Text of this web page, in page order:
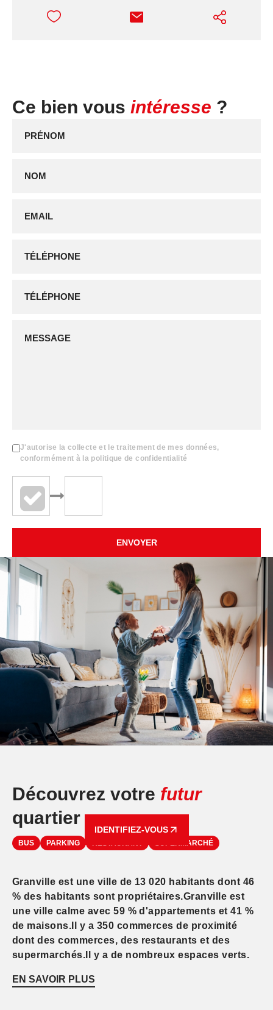
Ce bien vous intéresse ?
J'autorise la collecte et le traitement de mes données,
conformément à la politique de confidentialité
ENVOYER
Découvrez votre futur
quartier
IDENTIFIEZ-VOUS
Granville est une ville de 13 020 habitants dont 46
% des habitants sont propriétaires.Granville est
une ville calme avec 59 % d'appartements et 41 %
de maisons.Il y a 350 commerces de proximité
dont des commerces, des restaurants et des
supermarchés.Il y a de nombreux espaces verts.
EN SAVOIR PLUS
BUS PARKING RESTAURANT SUPERMARCHÉ